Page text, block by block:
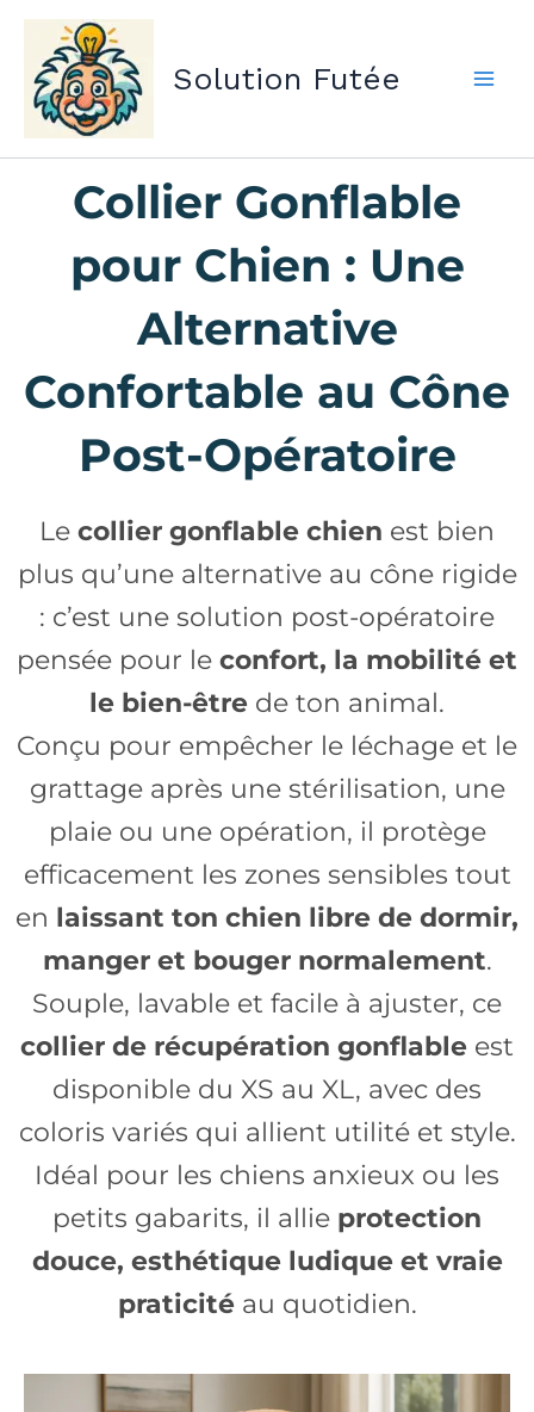
Aller
contenu
Solution Futée
Collier Gonflable
pour Chien : Une
Alternative
Confortable au Cône
Post-Opératoire
Le collier gonflable chien est bien
plus qu’une alternative au cône rigide
: c’est une solution post-opératoire
pensée pour le confort, la mobilité et
le bien-être de ton animal.
Conçu pour empêcher le léchage et le
grattage après une stérilisation, une
plaie ou une opération, il protège
efficacement les zones sensibles tout
en laissant ton chien libre de dormir,
manger et bouger normalement.
Souple, lavable et facile à ajuster, ce
collier de récupération gonflable est
disponible du XS au XL, avec des
coloris variés qui allient utilité et style.
Idéal pour les chiens anxieux ou les
petits gabarits, il allie protection
douce, esthétique ludique et vraie
praticitéau quotidien.